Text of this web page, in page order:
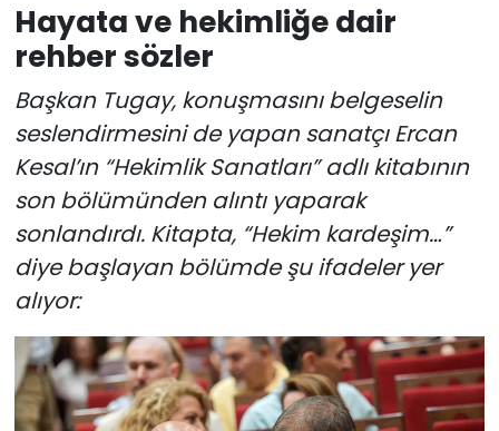
Hayata ve hekimliğe dair
rehber sözler
Başkan Tugay, konuşmasını belgeselin
seslendirmesini de yapan sanatçı Ercan
Kesal’ın “Hekimlik Sanatları” adlı kitabının
son bölümünden alıntı yaparak
sonlandırdı. Kitapta, “Hekim kardeşim…”
diye başlayan bölümde şu ifadeler yer
alıyor: